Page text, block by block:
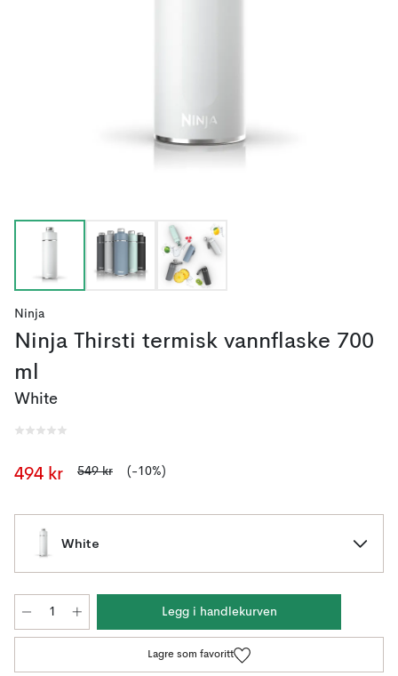
Ninja
Ninja Thirsti termisk vannflaske 700
ml
White
494 kr 549 kr (-10%)
White
Legg i handlekurven
Lagre som favoritt